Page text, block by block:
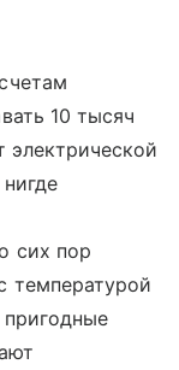
10 тысяч
электрической
сих пор
температурой